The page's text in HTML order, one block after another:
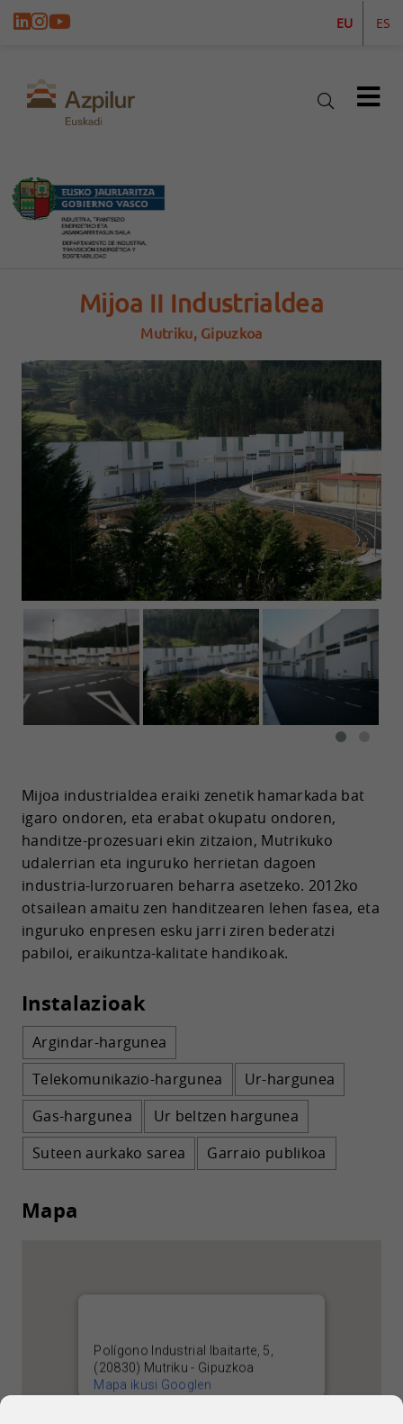
EU ES
Mijoa II Industrialdea
Mutriku, Gipuzkoa
Mijoa industrialdea eraiki zenetik hamarkada bat
igaro ondoren, eta erabat okupatu ondoren,
handitze-prozesuari ekin zitzaion, Mutrikuko
udalerrian eta inguruko herrietan dagoen
industria-lurzoruaren beharra asetzeko. 2012ko
otsailean amaitu zen handitzearen lehen fasea, eta
inguruko enpresen esku jarri ziren bederatzi
pabiloi, eraikuntza-kalitate handikoak.
Instalazioak
Argindar-hargunea
Telekomunikazio-hargunea
Ur-hargunea
Gas-hargunea
Ur beltzen hargunea
Suteen aurkako sarea
Garraio publikoa
Mapa
Polígono Industrial Ibaitarte, 5,
(20830) Mutriku - Gipuzkoa
Mapa ikusi Googlen